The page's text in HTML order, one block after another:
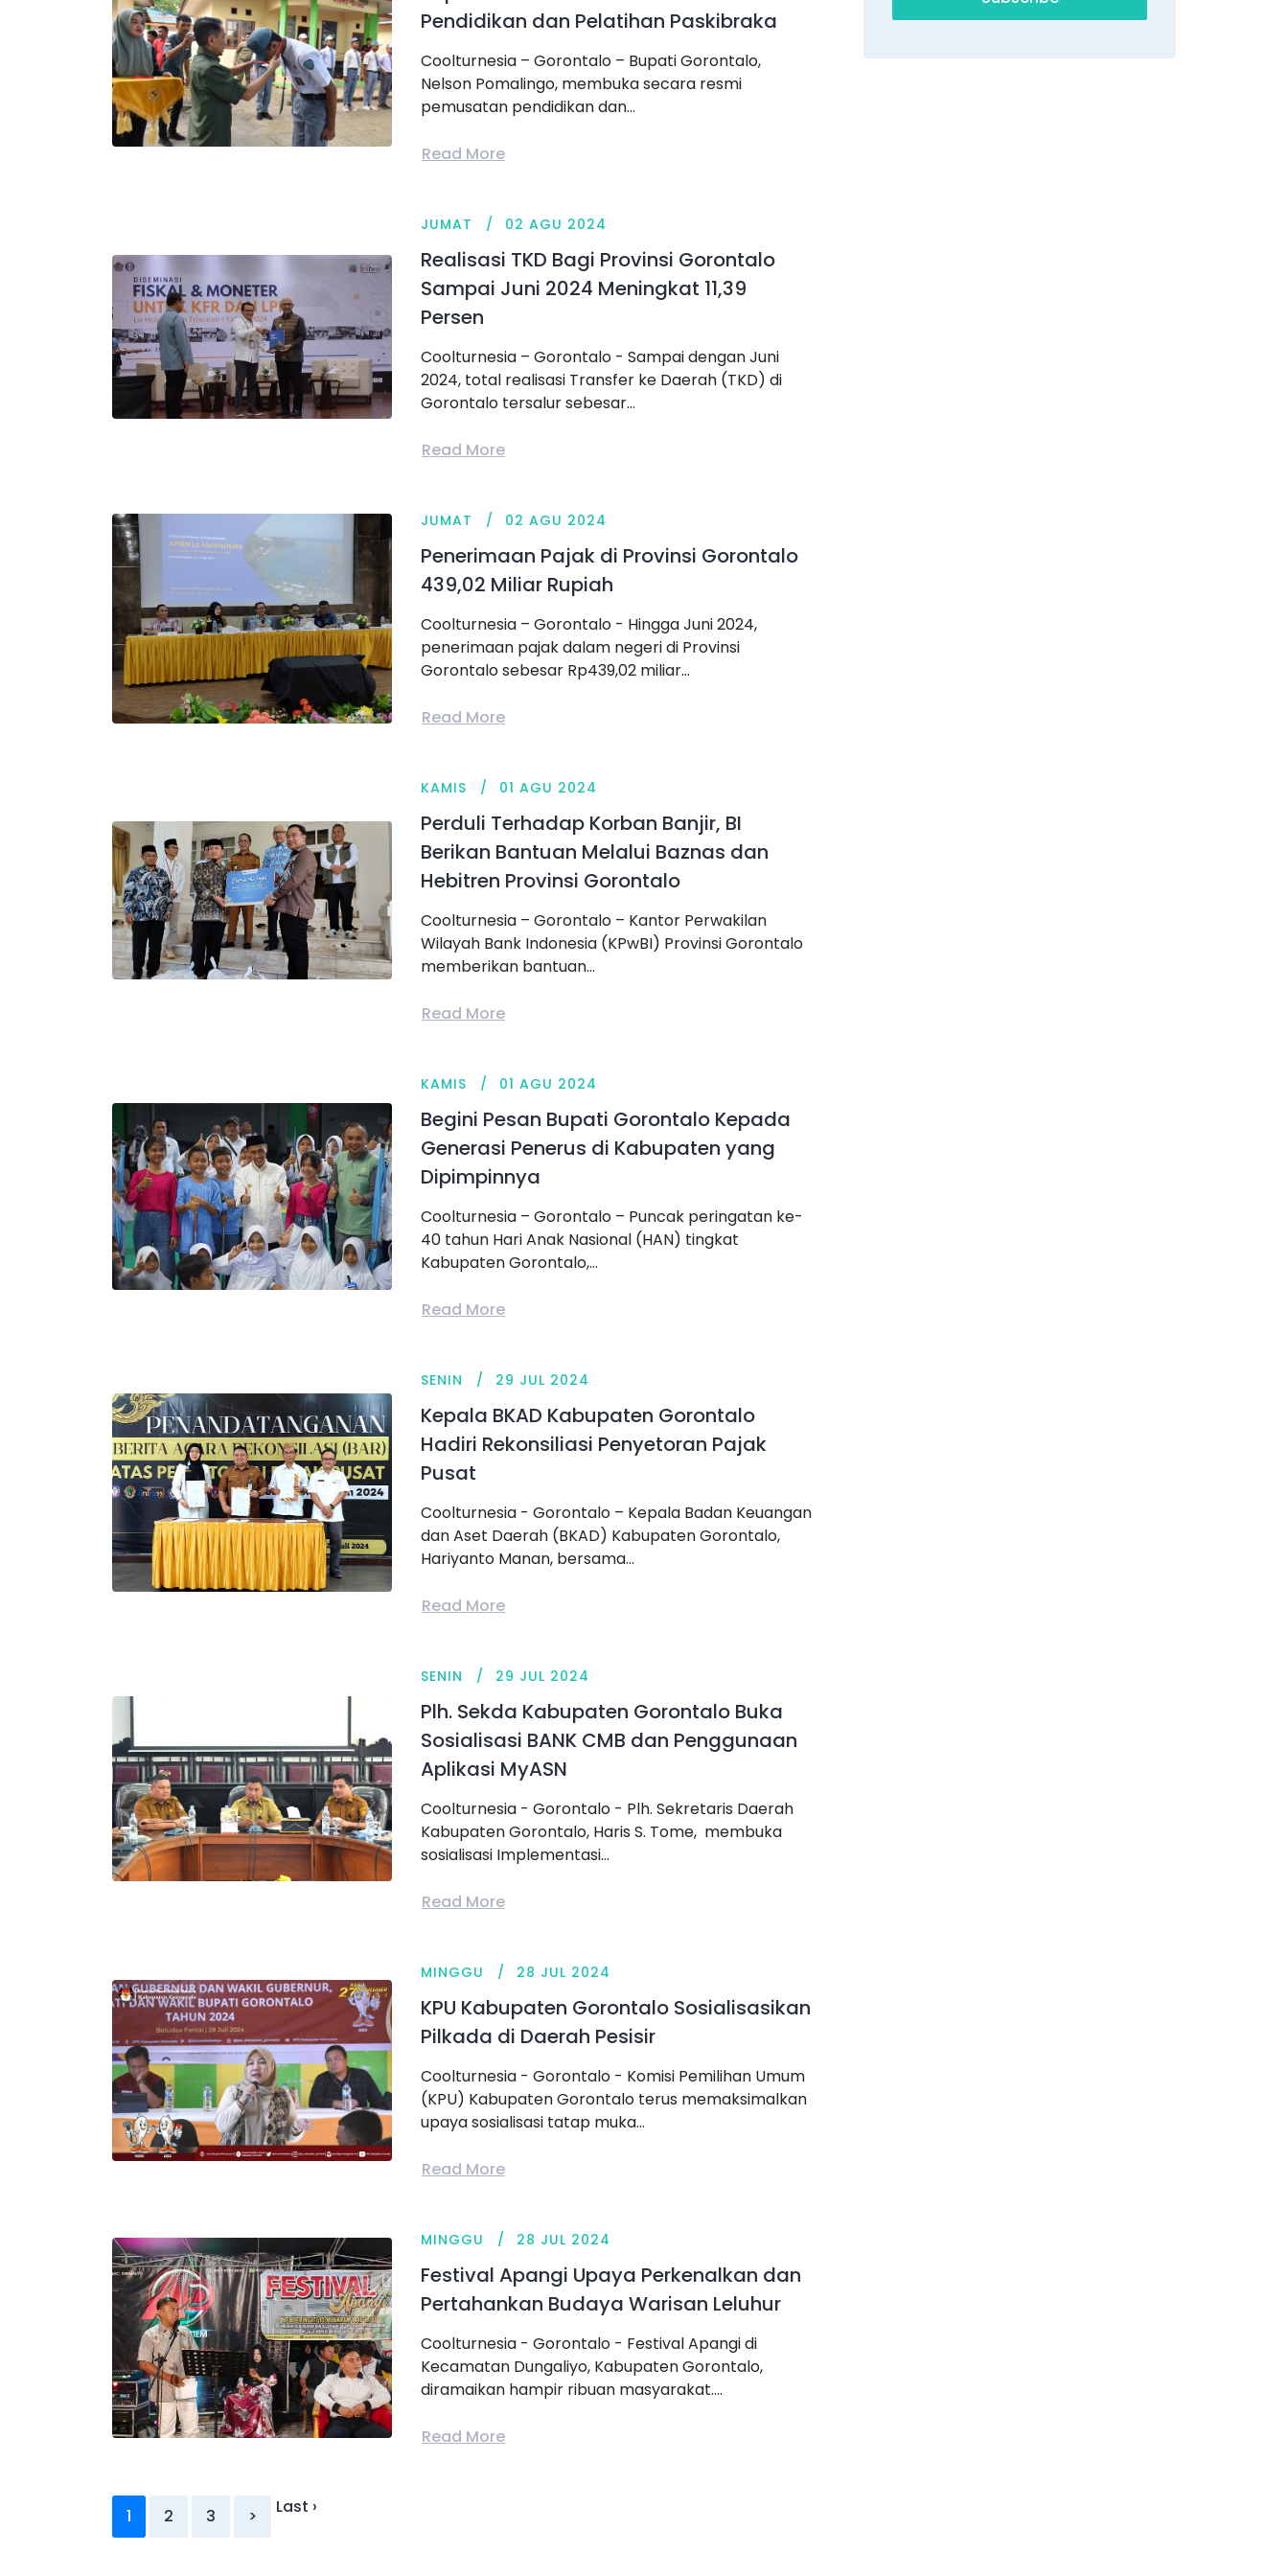
Pendidikan dan Pelatihan Paskibraka
Coolturnesia – Gorontalo – Bupati Gorontalo,
Nelson Pomalingo, membuka secara resmi
pemusatan pendidikan dan...
Read More
JUMAT 02 AGU 2024
Realisasi TKD Bagi Provinsi Gorontalo
Sampai Juni 2024 Meningkat 11,39
Persen
Coolturnesia – Gorontalo - Sampai dengan Juni
2024, total realisasi Transfer ke Daerah (TKD) di
Gorontalo tersalur sebesar...
Read More
JUMAT 02 AGU 2024
Penerimaan Pajak di Provinsi Gorontalo
439,02 Miliar Rupiah
Coolturnesia – Gorontalo - Hingga Juni 2024,
penerimaan pajak dalam negeri di Provinsi
Gorontalo sebesar Rp439,02 miliar...
Read More
KAMIS 01 AGU 2024
Perduli Terhadap Korban Banjir, BI
Berikan Bantuan Melalui Baznas dan
Hebitren Provinsi Gorontalo
Coolturnesia – Gorontalo – Kantor Perwakilan
Wilayah Bank Indonesia (KPwBI) Provinsi Gorontalo
memberikan bantuan...
Read More
KAMIS 01 AGU 2024
Begini Pesan Bupati Gorontalo Kepada
Generasi Penerus di Kabupaten yang
Dipimpinnya
Coolturnesia – Gorontalo – Puncak peringatan ke-
40 tahun Hari Anak Nasional (HAN) tingkat
Kabupaten Gorontalo,...
Read More
SENIN 29 JUL 2024
Kepala BKAD Kabupaten Gorontalo
Hadiri Rekonsiliasi Penyetoran Pajak
Pusat
Coolturnesia - Gorontalo – Kepala Badan Keuangan
dan Aset Daerah (BKAD) Kabupaten Gorontalo,
Hariyanto Manan, bersama...
Read More
SENIN 29 JUL 2024
Plh. Sekda Kabupaten Gorontalo Buka
Sosialisasi BANK CMB dan Penggunaan
Aplikasi MyASN
Coolturnesia - Gorontalo - Plh. Sekretaris Daerah
Kabupaten Gorontalo, Haris S. Tome, membuka
sosialisasi Implementasi...
Read More
MINGGU 28 JUL 2024
KPU Kabupaten Gorontalo Sosialisasikan
Pilkada di Daerah Pesisir
Coolturnesia - Gorontalo - Komisi Pemilihan Umum
(KPU) Kabupaten Gorontalo terus memaksimalkan
upaya sosialisasi tatap muka...
Read More
MINGGU 28 JUL 2024
Festival Apangi Upaya Perkenalkan dan
Pertahankan Budaya Warisan Leluhur
Coolturnesia - Gorontalo - Festival Apangi di
Kecamatan Dungaliyo, Kabupaten Gorontalo,
diramaikan hampir ribuan masyarakat....
Read More
1 2 3 > Last ›